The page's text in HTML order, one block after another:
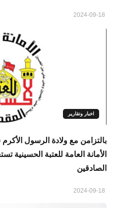
اخبار وتقارير
بالتزامن مع ولادة الرسول
الأمانة العامة للعتبة الحسينية
الصادقين